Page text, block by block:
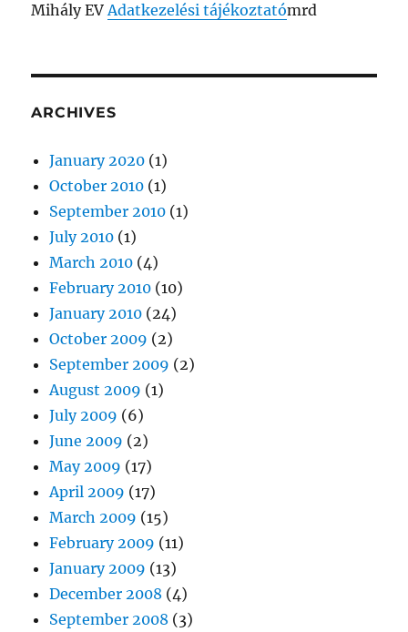
Mihály EVAdatkezelési tájékoztatómrd
ARCHIVES
January 2020 (1)
October 2010 (1)
September 2010 (1)
July 2010 (1)
March 2010 (4)
February 2010 (10)
January 2010 (24)
October 2009 (2)
September 2009 (2)
August 2009 (1)
July 2009 (6)
June 2009 (2)
May 2009 (17)
April 2009 (17)
March 2009 (15)
February 2009 (11)
January 2009 (13)
December 2008 (4)
September 2008 (3)